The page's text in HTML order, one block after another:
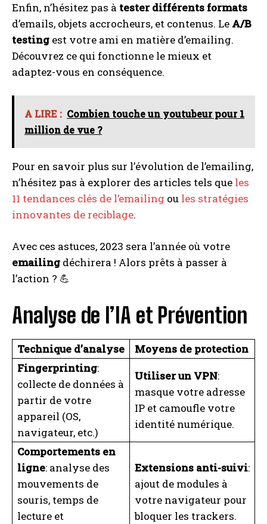
Enfin, n’hésitez pas à tester différents formats
d’emails, objets accrocheurs, et contenus. Le A/B
testing est votre ami en matière d’emailing.
Découvrez ce qui fonctionne le mieux et
adaptez-vous en conséquence.
A LIRE : Combien touche un youtubeur pour 1
million de vue ?
Pour en savoir plus sur l’évolution de l’emailing,
n’hésitez pas à explorer des articles tels que les
11 tendances clés de l’emailing ou les stratégies
innovantes de reciblage.
Avec ces astuces, 2023 sera l’année où votre
emailing déchirera ! Alors prêts à passer à
l’action ? 💪
Analyse de l’IA et Prévention
Technique d’analyse
Moyens de protection
Fingerprinting:
collecte de données à
partir de votre
appareil (OS,
navigateur, etc.)
Utiliser un VPN:
masque votre adresse
IP et camoufle votre
identité numérique.
Comportements en
ligne: analyse des
mouvements de
souris, temps de
lecture et
Extensions anti-suivi:
ajout de modules à
votre navigateur pour
bloquer les trackers.